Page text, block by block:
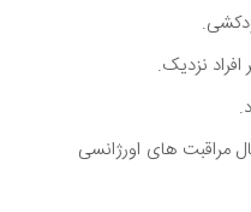
نزدیک.
مراقبت های اورژانسی